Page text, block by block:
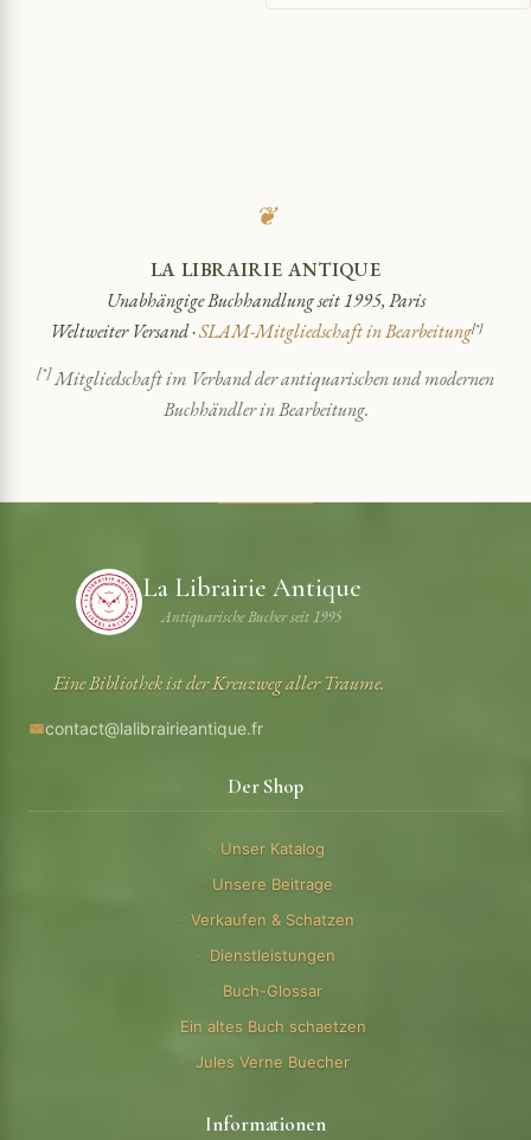
❦
LA LIBRAIRIE ANTIQUE
Unabhängige Buchhandlung seit 1995, Paris
Weltweiter Versand ·SLAM-Mitgliedschaft in Bearbeitung[*]
[*]Mitgliedschaft im Verband der antiquarischen und modernen
Buchhändler in Bearbeitung.
La Librairie Antique
Antiquarische Bucher seit 1995
Eine Bibliothek ist der Kreuzweg aller Traume.
contact@lalibrairieantique.fr
Der Shop
Unser Katalog
Unsere Beitrage
Verkaufen & Schatzen
Dienstleistungen
Buch-Glossar
Ein altes Buch schaetzen
Jules Verne Buecher
Informationen